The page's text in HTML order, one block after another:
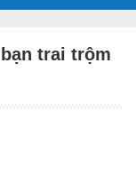
trai trộm